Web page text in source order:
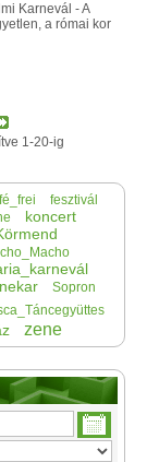
Karnevál - A
a római kor
1-20-ig
fesztivál
koncert
Sopron
zene